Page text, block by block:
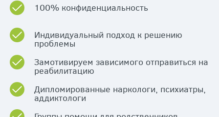
100% конфиденциальность
Индивидуальный подход к решению
проблемы
Замотивируем зависимого отправиться на
реабилитацию
Дипломированные наркологи, психиатры,
аддиктологи